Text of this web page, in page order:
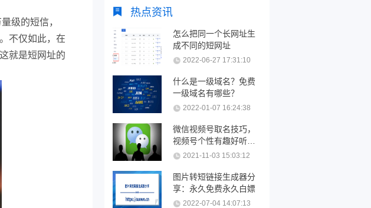
级的短信，
不仅如此，在
就是短网址的
热点资讯
怎么把同一个长网址生
成不同的短网址
2022-06-27 17:31:10
什么是一级域名？免费
一级域名有哪些？
2022-01-07 16:24:38
微信视频号取名技巧，
视频号个性有趣好听的
名字大全
2021-11-03 15:03:12
图片转短链接生成器分
享：永久免费永久白嫖
2022-07-04 14:07:13